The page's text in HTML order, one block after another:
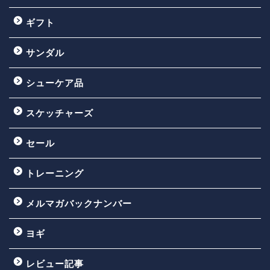
ギフト
サンダル
シューケア品
スケッチャーズ
セール
トレーニング
メルマガバックナンバー
ヨギ
レビュー記事